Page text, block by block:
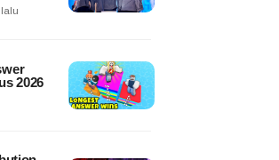
lalu
2026